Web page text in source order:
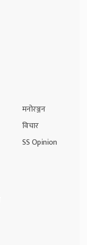
मनोरञ्जन
विचार
SS Opinion